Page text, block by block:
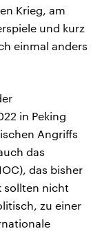
Krieg, am
und kurz
einmal anders
in Peking
Angriffs
das
das bisher
sollten nicht
zu einer